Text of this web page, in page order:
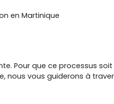
en Martinique
Pour que ce processus
nous vous guiderons à